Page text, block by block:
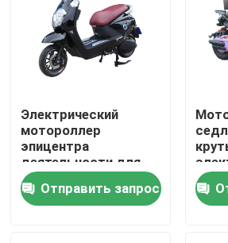
Главная страница
О Компании
Электрический
мотороллер
эпицентра
деятельности для
женщин
Отправить запрос